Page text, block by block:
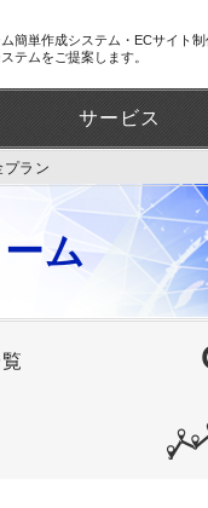
簡単作成システム・ECサイト
テムをご提案します。
サービス
るためのメール配信システ
プラン
ム